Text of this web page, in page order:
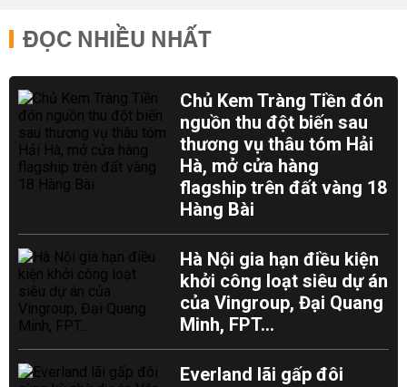
ĐỌC NHIỀU NHẤT
Chủ Kem Tràng Tiền đón
nguồn thu đột biến sau
thương vụ thâu tóm Hải
Hà, mở cửa hàng
flagship trên đất vàng 18
Hàng Bài
Hà Nội gia hạn điều kiện
khởi công loạt siêu dự án
của Vingroup, Đại Quang
Minh, FPT...
Everland lãi gấp đôi